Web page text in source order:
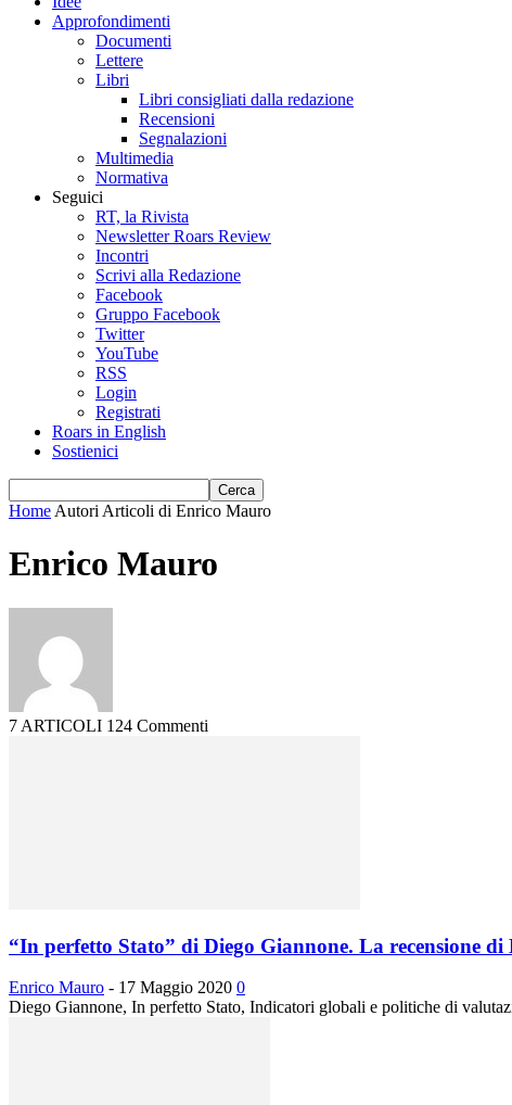
Approfondimenti
Documenti
Lettere
Libri
Libri consigliati dalla redazione
Recensioni
Segnalazioni
Multimedia
Normativa
Seguici
RT, la Rivista
Newsletter Roars Review
Incontri
Scrivi alla Redazione
Facebook
Gruppo Facebook
Twitter
YouTube
RSS
Login
Registrati
Roars in English
Sostienici
Home Autori Articoli di Enrico Mauro
Enrico Mauro
7 ARTICOLI 124 Commenti
“In perfetto Stato” di Diego Giannone. La recensione
Enrico Mauro - 17 Maggio 2020 0
Diego Giannone, In perfetto Stato, Indicatori globali e politiche di